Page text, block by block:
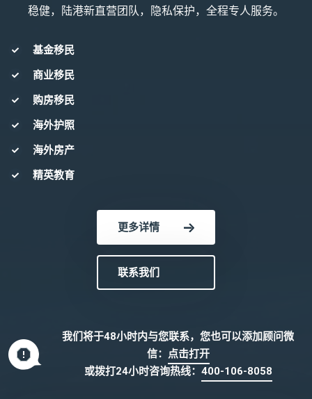
稳健，陆港新直营团队，隐私保护，全程专人服务。
基金移民
商业移民
购房移民
海外护照
海外房产
精英教育
更多详情
联系我们
我们将于48小时内与您联系，您也可以添加顾问微
信： 点击打开
或拨打24小时咨询热线： 400-106-8058